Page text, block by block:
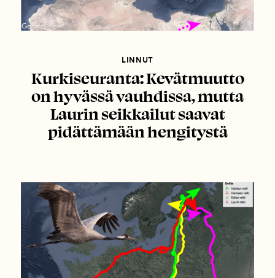
LINNUT
Kurkiseuranta: Kevätmuutto
on hyvässä vauhdissa, mutta
Laurin seikkailut saavat
pidättämään hengitystä